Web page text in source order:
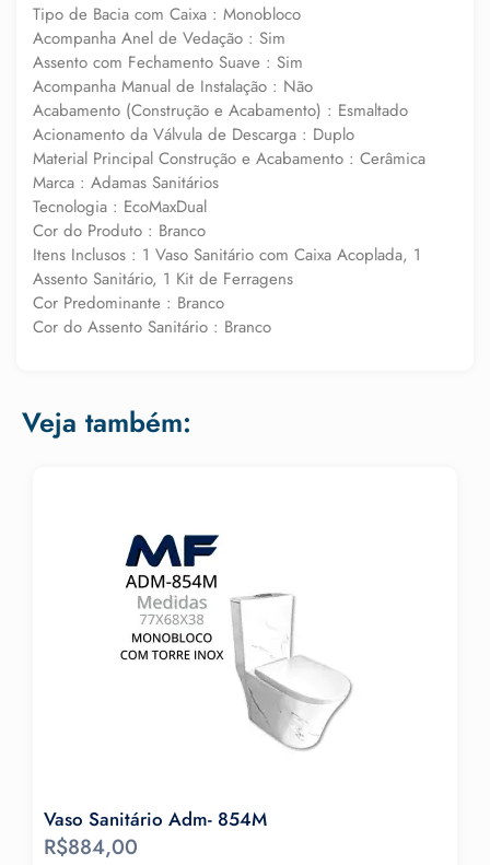
Tipo de Bacia com Caixa : Monobloco
Acompanha Anel de Vedação : Sim
Assento com Fechamento Suave : Sim
Acompanha Manual de Instalação : Não
Acabamento (Construção e Acabamento) : Esmaltado
Acionamento da Válvula de Descarga : Duplo
Material Principal Construção e Acabamento : Cerâmica
Marca : Adamas Sanitários
Tecnologia : EcoMaxDual
Cor do Produto : Branco
Itens Inclusos : 1 Vaso Sanitário com Caixa Acoplada, 1
Assento Sanitário, 1 Kit de Ferragens
Cor Predominante : Branco
Cor do Assento Sanitário : Branco
Veja também:
Vaso Sanitário Adm- 854M
R$884,00